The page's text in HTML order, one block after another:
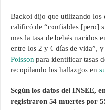
Backoi dijo que utilizando los
calificó de “confiables [pero]
mes la tasa de bebés nacidos
entre los 2 y 6 días de vida”,
Poisson para identificar tasas
recopilando los hallazgos en
Según los datos del INSEE,
registraron 54 muertes por